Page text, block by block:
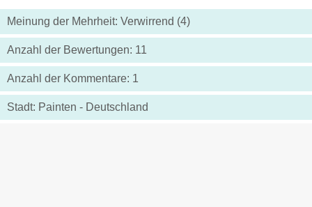
Meinung der Mehrheit: Verwirrend (4)
Anzahl der Bewertungen: 11
Anzahl der Kommentare: 1
Stadt: Painten - Deutschland